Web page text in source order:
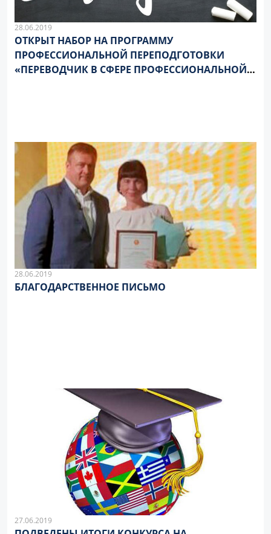
28.06.2019
ОТКРЫТ НАБОР НА ПРОГРАММУ
ПРОФЕССИОНАЛЬНОЙ ПЕРЕПОДГОТОВКИ
«ПЕРЕВОДЧИК В СФЕРЕ ПРОФЕССИОНАЛЬНОЙ
28.06.2019
БЛАГОДАРСТВЕННОЕ ПИСЬМО
27.06.2019